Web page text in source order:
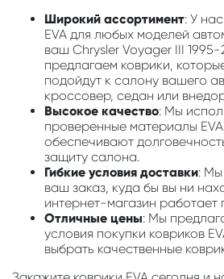
Широкий ассортимент: У
EVA для любых моделей
ваш Chrysler Voyager III
предлагаем коврики,
подойдут к салону вашего
кроссовер, седан или
Высокое качество: Мы
проверенные материалы
обеспечивают
защиту салона.
Гибкие условия доставки: Мы
ваш заказ, куда бы вы ни
интернет-магазин работает
Отличные цены: Мы
условия покупки ковриков
выбрать качественные